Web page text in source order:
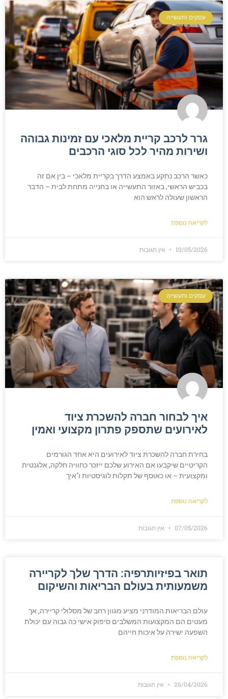
עסקים ותעשייה
גרר לרכב קריית מלאכי עם זמינות גבוהה
ושירות מהיר לכל סוגי הרכבים
כאשר הרכב נתקע באמצע הדרך בקריית מלאכי – בין אם זה
בכביש הראשי, באזור התעשייה או בחנייה מתחת לבית – הדבר
הראשון שעולה לראש הוא
לקריאה נוספת
10/05/2026 אין תגובות
עסקים ותעשייה
איך לבחור חברה להשכרת ציוד
לאירועים שתספק פתרון מקצועי ואמין
בחירת חברה להשכרת ציוד לאירועים היא אחד הגורמים
הקריטיים שיקבעו אם האירוע שלכם ייזכר כחוויה חלקה, אלגנטית
ומקצועית – או כאוסף של תקלות לוגיסטיות ו"איך
לקריאה נוספת
07/05/2026 אין תגובות
תואר בפיזיותרפיה: הדרך שלך לקריירה
משמעותית בעולם הבריאות והשיקום
עולם הבריאות המודרני מציע מגוון רחב של מסלולי קריירה, אך
מעטים הם המקצועות המשלבים סיפוק אישי כה גבוה עם יכולת
השפעה ישירה על איכות חייהם
לקריאה נוספת
26/04/2026 אין תגובות